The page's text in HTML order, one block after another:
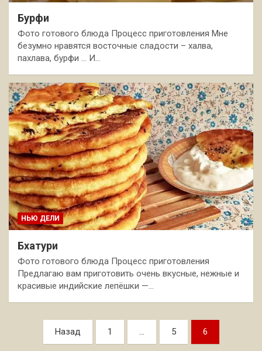
Бурфи
Фото готового блюда Процесс приготовления Мне
безумно нравятся восточные сладости – халва,
пахлава, бурфи … И…
НЬЮ ДЕЛИ
Бхатури
Фото готового блюда Процесс приготовления
Предлагаю вам приготовить очень вкусные, нежные и
красивые индийские лепёшки —…
Пагинация
записей
Назад 1 5 6